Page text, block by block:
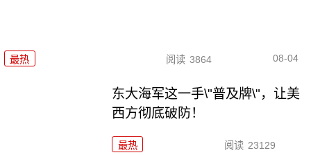
最热 阅读 3864 08-04
东大海军这一手\"普及牌\"，让美
西方彻底破防！
最热 阅读 23129